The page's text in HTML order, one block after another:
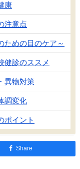
康
注意点
ための目のケア～
健診のススメ
異物対策
調変化
ポイント
Share